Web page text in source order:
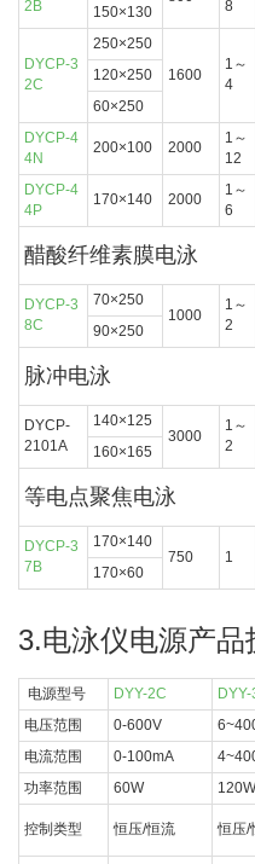
2B 8
150×130
DYCP-3
2C
250×250
1600
1～
4
120×250
60×250
DYCP-4
4N
200×100 2000
1～
12
DYCP-4
4P
170×140 2000
1～
6
醋酸纤维素膜电泳
DYCP-3
8C
70×250
1000
1～
2
90×250
脉冲电泳
DYCP-
2101A
140×125
3000
1～
2
160×165
等电点聚焦电泳
DYCP-3
7B
170×140
750
1
170×60
3.电泳仪电源产品
电源型号 DYY-2C DYY-
电压范围
0-600V
电流范围
0-100mA
功率范围
60W 120W
控制类型 恒压/恒流 恒压/